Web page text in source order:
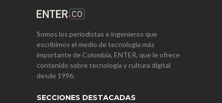
Somos los periodistas e ingenieros que
escribimos el medio de tecnología más
importante de Colombia, ENTER, que le ofrece
contenido sobre tecnología y cultura digital
desde 1996.
SECCIONES DESTACADAS